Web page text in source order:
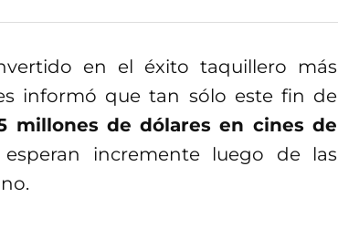
en el éxito taquillero más
informó que tan sólo este fin de
millones de dólares en cines de
incremente luego de las